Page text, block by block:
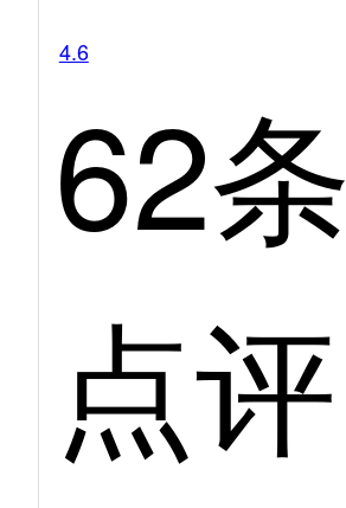
4.6
62条
点评